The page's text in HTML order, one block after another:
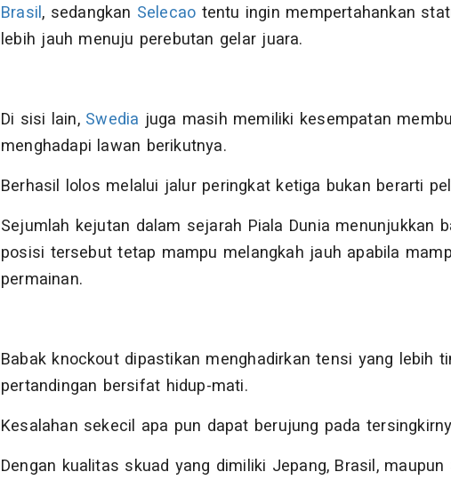
Brasil, sedangkan Selecao tentu ingin mempertahankan
lebih jauh menuju perebutan gelar juara.
Di sisi lain, Swedia juga masih memiliki kesempatan
menghadapi lawan berikutnya.
Berhasil lolos melalui jalur peringkat ketiga bukan berarti
Sejumlah kejutan dalam sejarah Piala Dunia menunjukkan
posisi tersebut tetap mampu melangkah jauh apabila
permainan.
Babak knockout dipastikan menghadirkan tensi yang lebih
pertandingan bersifat hidup-mati.
Kesalahan sekecil apa pun dapat berujung pada
Dengan kualitas skuad yang dimiliki Jepang, Brasil,